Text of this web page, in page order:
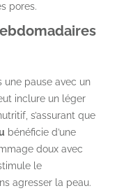
pores.
une pause avec un
inclure un léger
s’assurant que
bénéficie d’une
doux avec
le
agresser la peau.